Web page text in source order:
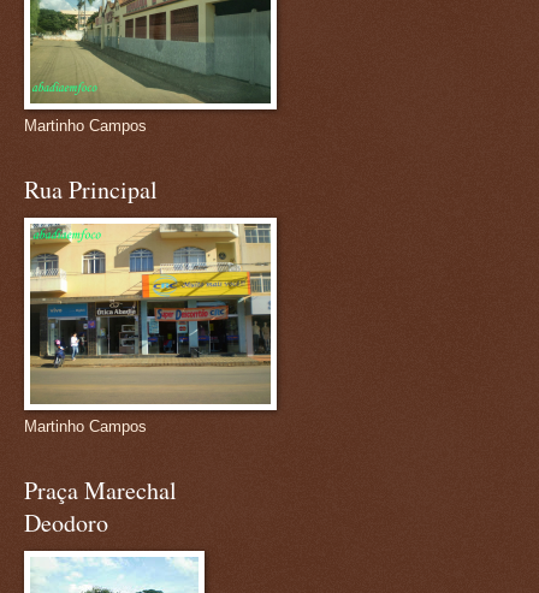
Martinho Campos
Rua Principal
Martinho Campos
Praça Marechal
Deodoro